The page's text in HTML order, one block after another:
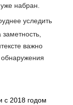
набран.
уследить
заметность,
важно
с 2018 годом